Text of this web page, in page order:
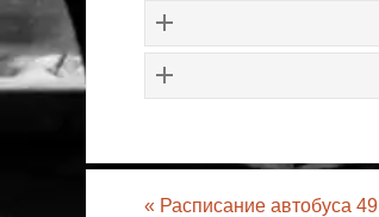
« Расписание автобуса